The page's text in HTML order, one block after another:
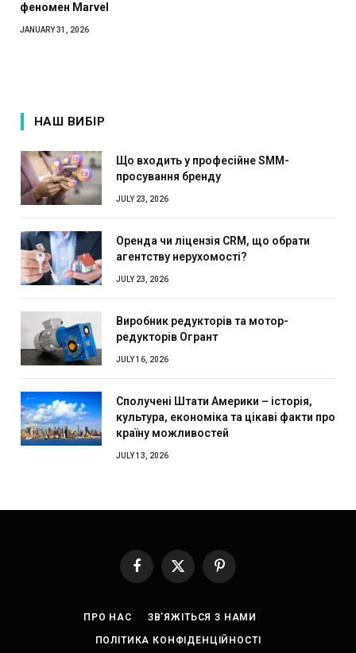
феномен Marvel
JANUARY 31, 2026
НАШ ВИБІР
Що входить у професійне SMM-
просування бренду
JULY 23, 2026
Оренда чи ліцензія CRM, що обрати
агентству нерухомості?
JULY 23, 2026
Виробник редукторів та мотор-
редукторів Огрант
JULY 16, 2026
Сполучені Штати Америки – історія,
культура, економіка та цікаві факти про
країну можливостей
JULY 13, 2026
Facebook
X
Pinterest
ПРО НАС ЗВ’ЯЖІТЬСЯ З НАМИ
ПОЛІТИКА КОНФІДЕНЦІЙНОСТІ